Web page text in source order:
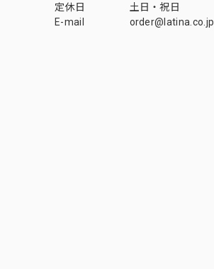
定休日
土日・祝日
E-mail
order@latina.co.jp